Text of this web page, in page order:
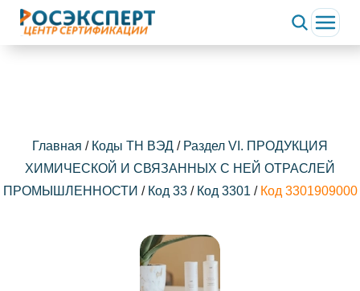
Главная / Коды ТН ВЭД / Раздел VI. ПРОДУКЦИЯ
ХИМИЧЕСКОЙ И СВЯЗАННЫХ С НЕЙ ОТРАСЛЕЙ
ПРОМЫШЛЕННОСТИ / Код 33 / Код 3301 / Код 3301909000